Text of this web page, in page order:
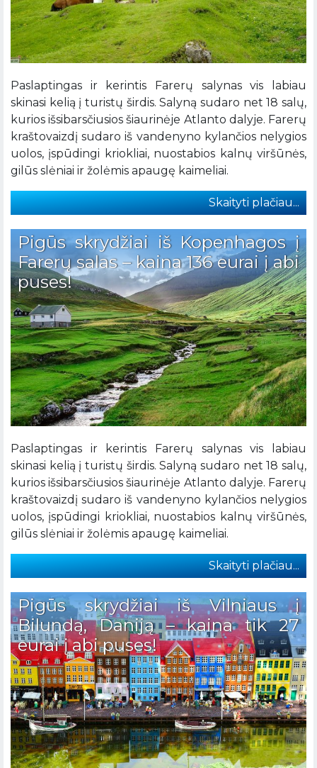
Paslaptingas ir kerintis Farerų salynas vis labiau
skinasi kelią į turistų širdis. Salyną sudaro net 18 salų,
kurios išsibarsčiusios šiaurinėje Atlanto dalyje. Farerų
kraštovaizdį sudaro iš vandenyno kylančios nelygios
uolos, įspūdingi kriokliai, nuostabios kalnų viršūnės,
gilūs slėniai ir žolėmis apaugę kaimeliai.
Skaityti plačiau...
Pigūs skrydžiai iš Kopenhagos į
Farerų salas – kaina 136 eurai į abi
puses!
Paslaptingas ir kerintis Farerų salynas vis labiau
skinasi kelią į turistų širdis. Salyną sudaro net 18 salų,
kurios išsibarsčiusios šiaurinėje Atlanto dalyje. Farerų
kraštovaizdį sudaro iš vandenyno kylančios nelygios
uolos, įspūdingi kriokliai, nuostabios kalnų viršūnės,
gilūs slėniai ir žolėmis apaugę kaimeliai.
Skaityti plačiau...
Pigūs skrydžiai iš Vilniaus į
Bilundą, Daniją – kaina tik 27
eurai į abi puses!